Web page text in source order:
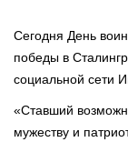
Сегодня День
победы в
социальной сети
«Ставший
мужеству и